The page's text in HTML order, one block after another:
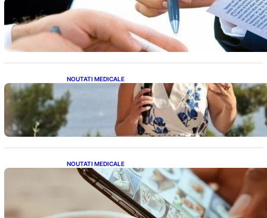
Acordul României cu Banca Mondială: O
Analiză Detaliată a Împrumutului și
Condițiilor Impuse
NOUTATI MEDICALE
Nașterea prințesei Eugenie la Lisabona: O
alegere plină de semnificație pentru familia
regală britanică
NOUTATI MEDICALE
Revoluția Bateriilor pentru Telefoane:
Avantaje, Provocări și Viitorul Tehnologiei
Energetice